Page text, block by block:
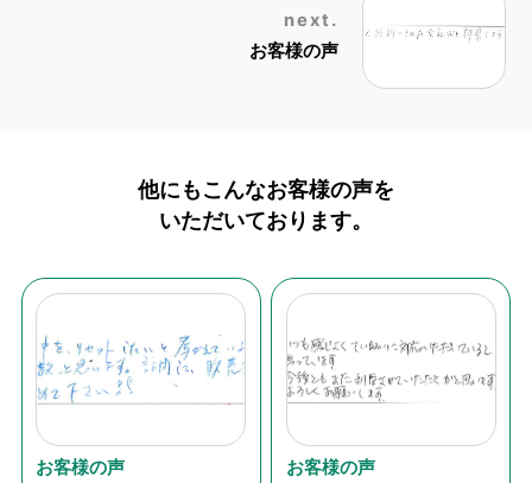
next.
お客様の声
他にもこんなお客様の声を
いただいております。
お客様の声 お客様の声